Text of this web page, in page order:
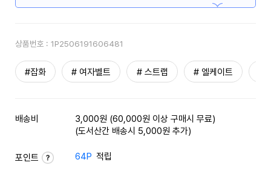
상품번호 : 1P2506191606481
#잡화 # 여자벨트 # 스트랩 # 엘케이트
배송비
3,000원 (60,000원 이상 구매시 무료)
(도서산간 배송시 5,000원 추가)
포인트 64P 적립